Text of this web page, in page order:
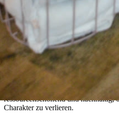
Unser Credo
Die Pension Auetal entwickelt sich
Liebe zum Detail. Stammgäste
Neues und finden gleichzeitig
ressourcenschonend und nachhaltig,
Charakter zu verlieren.